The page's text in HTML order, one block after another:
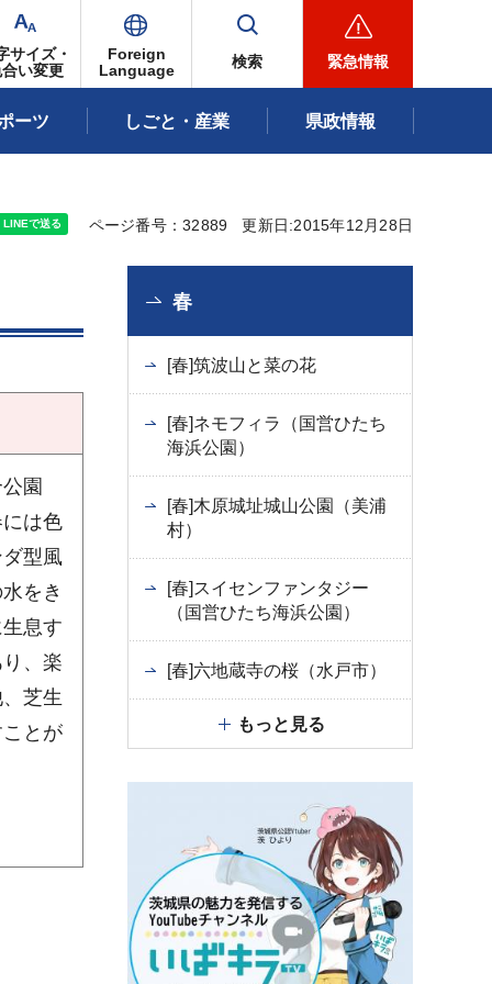
サイズ・
い変更
Foreign
Language
検索 緊急情報
ーツ しごと・産業 県政情報
ページ番号：32889 更新日:2015年12月28日
園
は色
型風
をき
息す
、楽
芝生
とが
春
[春]筑波山と菜の花
[春]ネモフィラ（国営ひたち
海浜公園）
[春]木原城址城山公園（美浦
村）
[春]スイセンファンタジー
（国営ひたち海浜公園）
[春]六地蔵寺の桜（水戸市）
もっと見る